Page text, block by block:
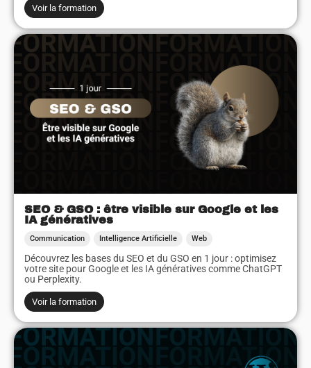
Voir la formation
SEO & GSO : être visible sur Google et les
IA génératives
Communication Intelligence Artificielle Web
Découvrez les bases du SEO et du GSO en 1 jour : optimisez
votre site pour Google et les IA génératives comme ChatGPT
ou Perplexity.
Voir la formation